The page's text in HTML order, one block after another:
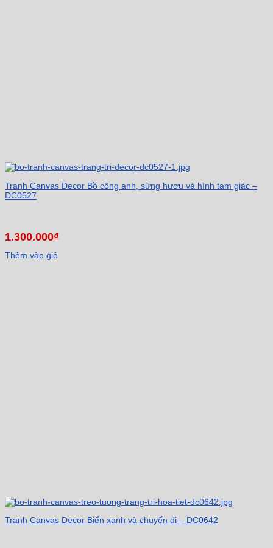
Tranh Canvas Decor Bồ công anh, sừng hươu và hình tam giác –
DC0527
1.300.000₫
Thêm vào giỏ
Tranh Canvas Decor Biển xanh và chuyến đi – DC0642